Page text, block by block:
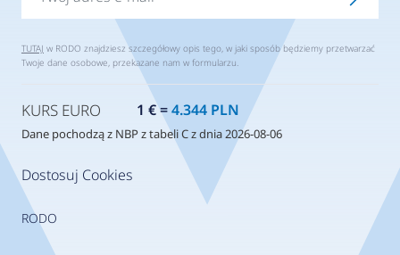
Dostosuj Cookies
RODO
TUTAJ w RODO znajdziesz szczegółowy opis tego, w jaki sposób będziemy przetwarzać
Twoje dane osobowe, przekazane nam w formularzu.
KURS EURO 1 € =4.344 PLN
Dane pochodzą z NBP z tabeli C z dnia 2026-08-06